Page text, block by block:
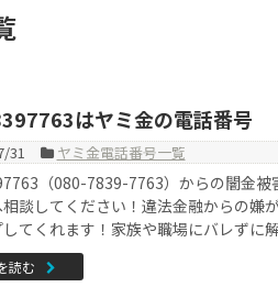
はヤミ金の電話番号
31 ヤミ金電話番号一覧
（080-7839-7763）からの闇金被
談してください！違法金融からの嫌
てくれます！家族や職場にバレずに
読む